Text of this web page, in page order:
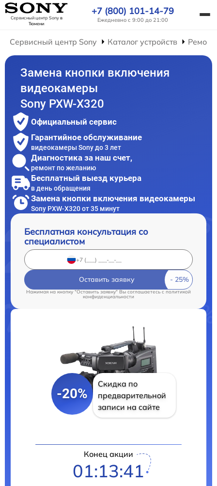
Сервисный центр Sonyв
Тюмени
+7 (800) 101-14-79
Ежедневно с 9:00 до 21:00
Сервисный центр Sony Каталог устройств
Замена кнопки включения
видеокамеры
Sony PXW-X320
Официальный сервис
Гарантийное обслуживание
видеокамеры Sony до 3 лет
Диагностика за наш счет,
ремонт по желанию
Бесплатный выезд курьера
в день обращения
Замена кнопки включения видеокамеры
Sony PXW-X320 от 35 минут
Бесплатная консультация со
специалистом
Оставить заявку
Нажимая на кнопку "Оставить заявку" Вы соглашаетесь c политикой
конфиденциальности
-20%
Скидка по
предварительной
записи на сайте
Конец акции
01:13:41